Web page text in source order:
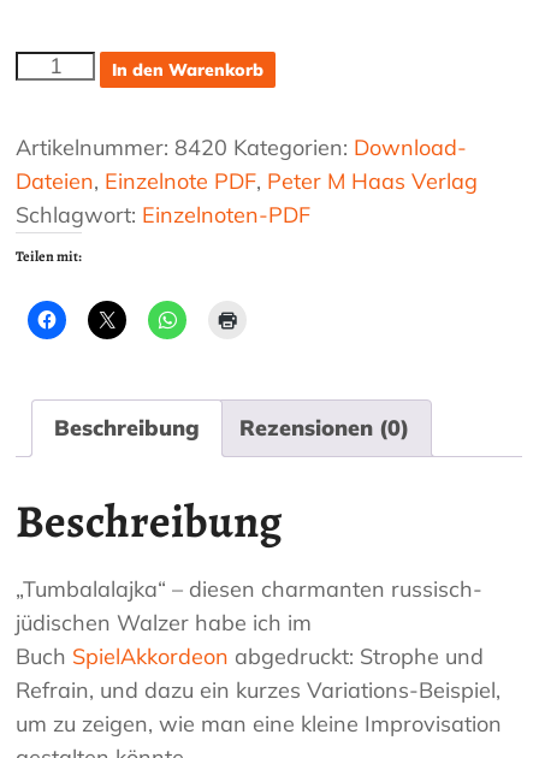
Tumbalalajka
Variationen
In den Warenkorb
Artikelnummer: 8420 Kategorien: Download-
Dateien, Einzelnote PDF, Peter M Haas Verlag
Schlagwort: Einzelnoten-PDF
Teilen mit:
Beschreibung Rezensionen (0)
Beschreibung
„Tumbalalajka“ – diesen charmanten russisch-
jüdischen Walzer habe ich im
Buch SpielAkkordeon abgedruckt: Strophe und
Refrain, und dazu ein kurzes Variations-Beispiel,
um zu zeigen, wie man eine kleine Improvisation